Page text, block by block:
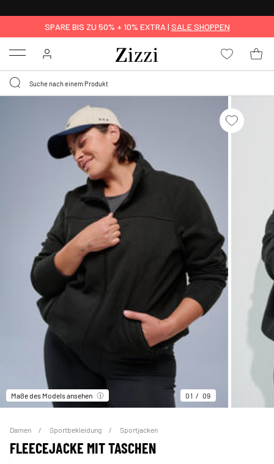
SPARE BIS ZU 50% + 10% EXTRA | SALE SHOPPEN
Menu
Maße des Models ansehen 01 09
Damen Sportbekleidung Sportjacken
FLEECEJACKE MIT TASCHEN